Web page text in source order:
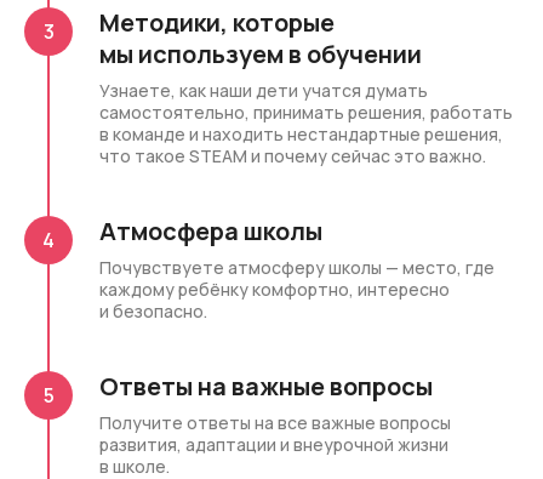
Методики, которые
мы используем в обучении
Узнаете, как наши дети учатся думать
самостоятельно, принимать решения, работать
в команде и находить нестандартные решения,
что такое STEAM и почему сейчас это важно.
Атмосфера школы
Почувствуете атмосферу школы — место, где
каждому ребёнку комфортно, интересно
и безопасно.
Ответы на важные вопросы
Получите ответы на все важные вопросы
развития, адаптации и внеурочной жизни
в школе.